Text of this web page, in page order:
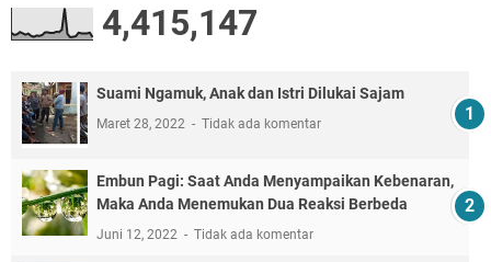
4,415,147
Suami Ngamuk, Anak dan Istri Dilukai Sajam
Maret 28, 2022 Tidak ada komentar
Embun Pagi: Saat Anda Menyampaikan Kebenaran,
Maka Anda Menemukan Dua Reaksi Berbeda
Juni 12, 2022 Tidak ada komentar